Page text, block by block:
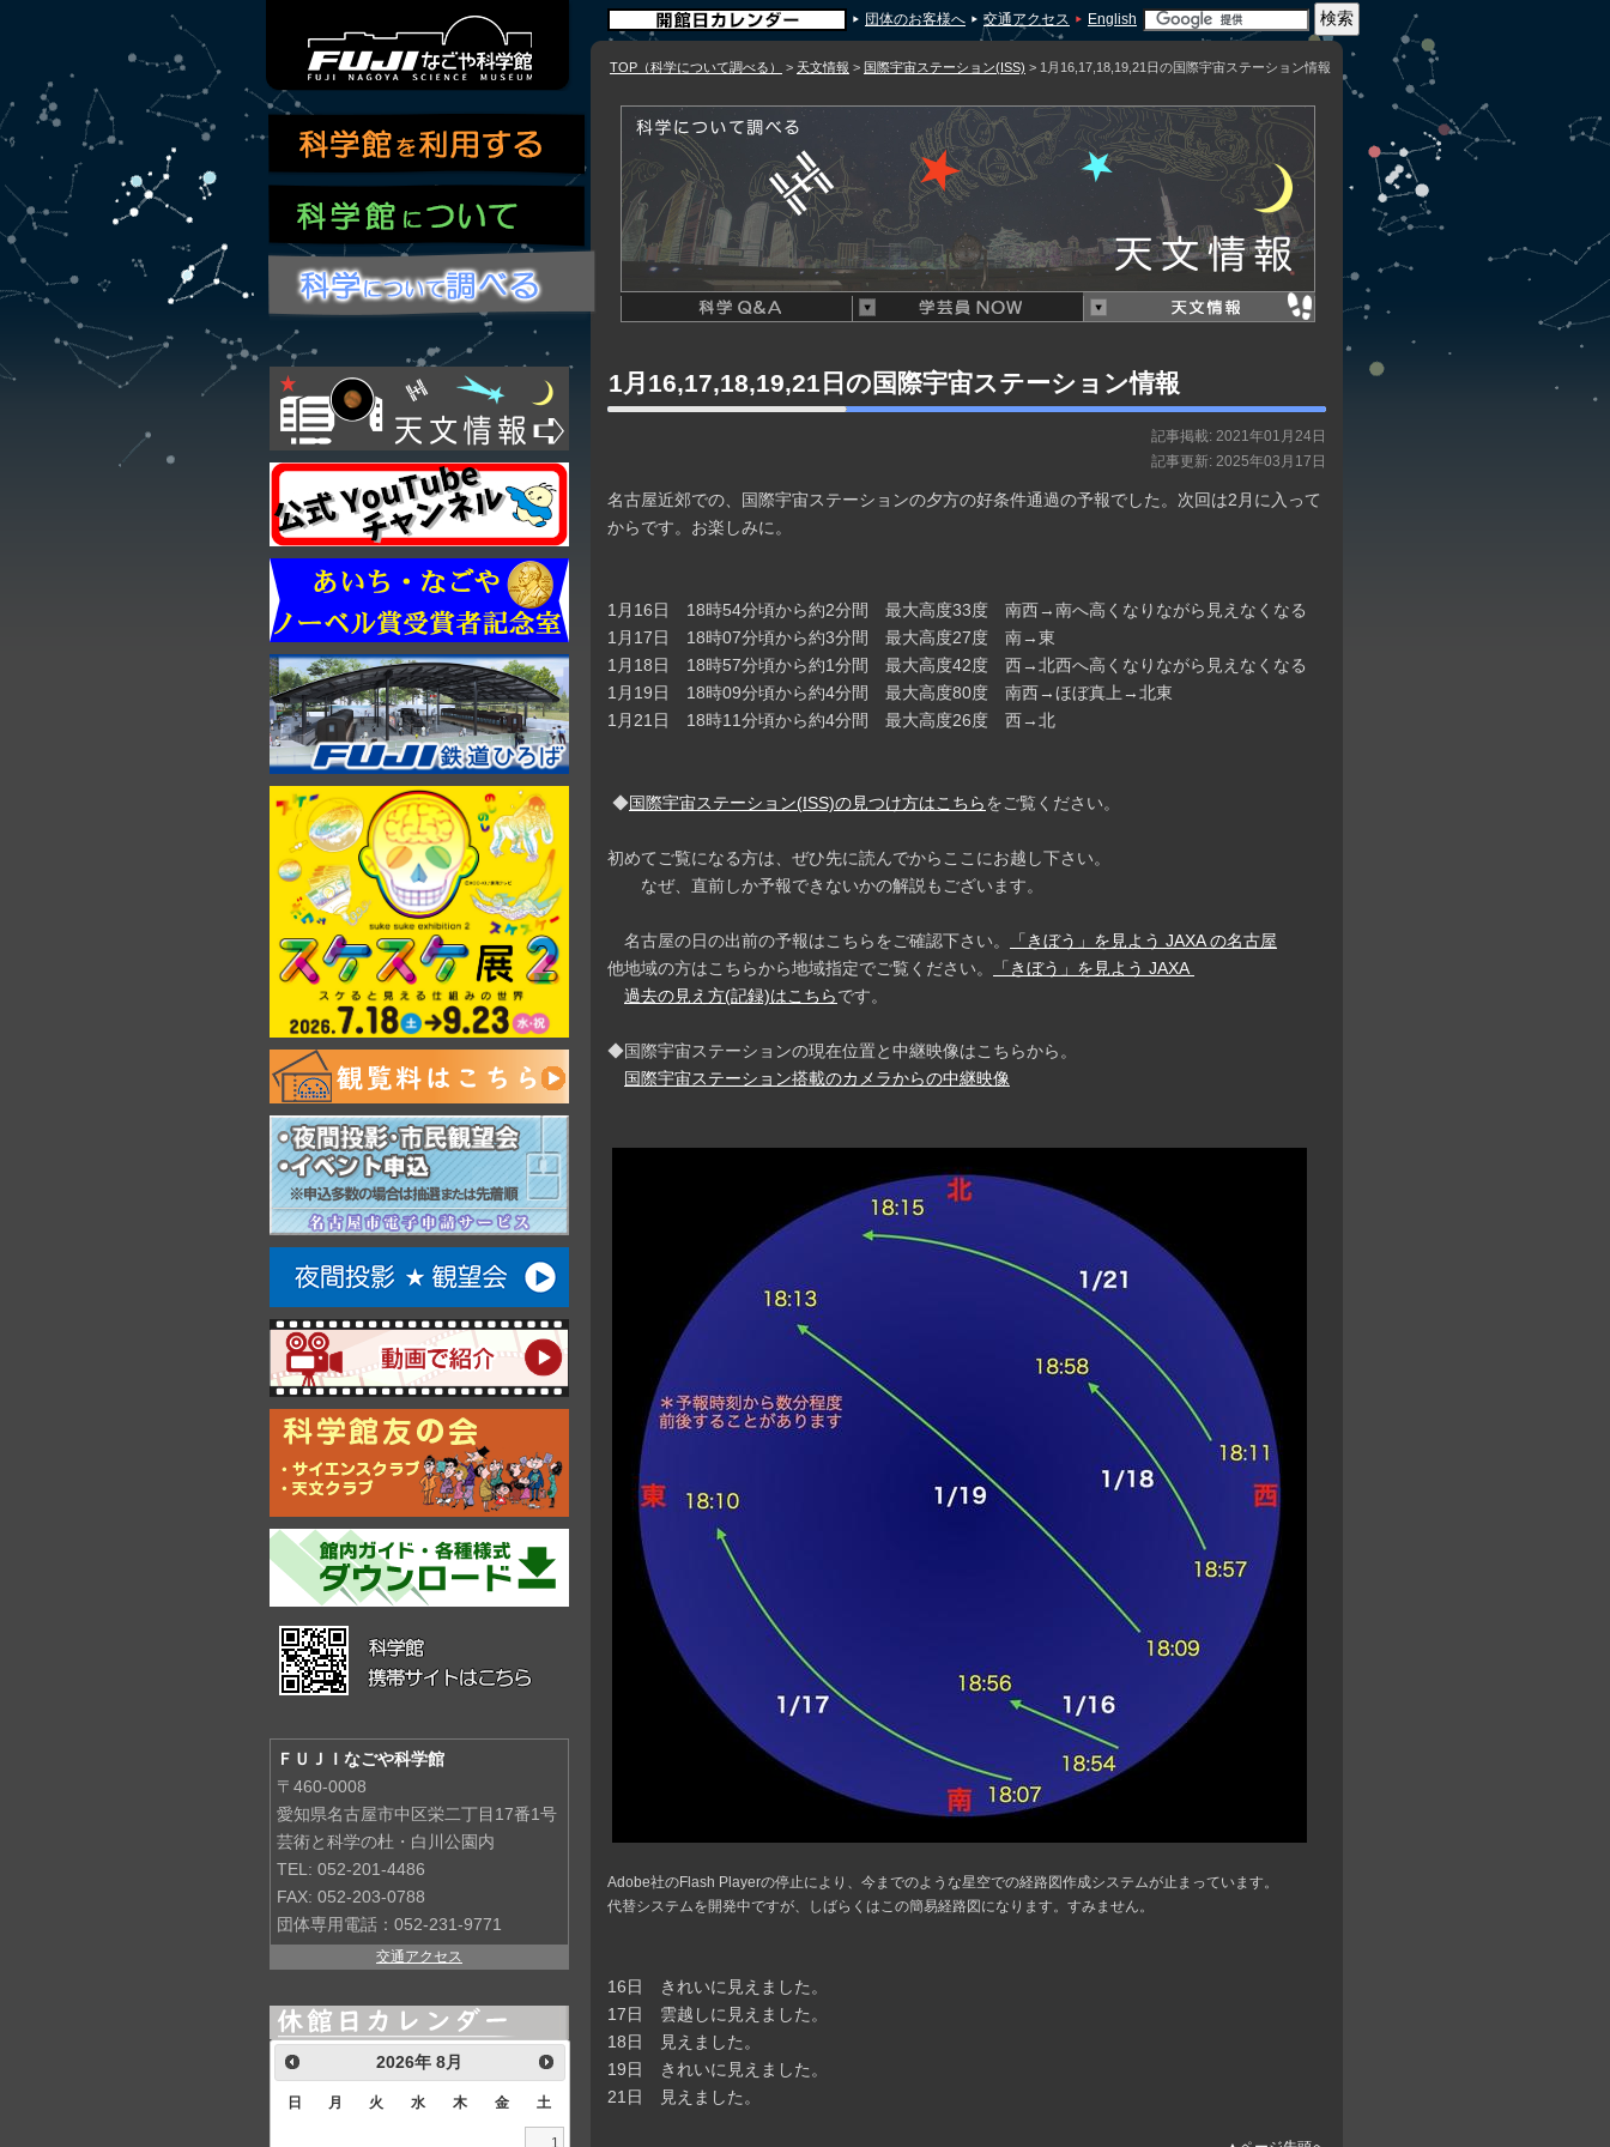
団体のお客様へ 交通アクセス English
TOP（科学について調べる） > 天文情報 > 国際宇宙ステーション(ISS) > 1月16,17,18,19,21日の国際宇宙ステーション情報
1月16,17,18,19,21日の国際宇宙ステーション情報
記事掲載: 2021年01月24日
記事更新: 2025年03月17日
名古屋近郊での、国際宇宙ステーションの夕方の好条件通過の予報でした。次回は2月に入って
からです。お楽しみに。
1月16日 18時54分頃から約2分間 最大高度33度 南西→南へ高くなりながら見えなくなる
1月17日 18時07分頃から約3分間 最大高度27度 南→東
1月18日 18時57分頃から約1分間 最大高度42度 西→北西へ高くなりながら見えなくなる
1月19日 18時09分頃から約4分間 最大高度80度 南西→ほぼ真上→北東
1月21日 18時11分頃から約4分間 最大高度26度 西→北
◆国際宇宙ステーション(ISS)の見つけ方はこちら をご覧ください。
初めてご覧になる方は、ぜひ先に読んでからここにお越し下さい。
なぜ、直前しか予報できないかの解説もございます。
名古屋の日の出前の予報はこちらをご確認下さい。
「きぼう」を見よう JAXA の名古屋
他地域の方はこちらから地域指定でご覧ください。
「きぼう」を見よう JAXA
過去の見え方(記録)はこちら です。
◆国際宇宙ステーションの現在位置と中継映像はこちらから。
国際宇宙ステーション搭載のカメラからの中継映像
Adobe社のFlash Playerの停止により、今までのような星空での経路図作成システムが止まっています。
代替システムを開発中ですが、しばらくはこの簡易経路図になります。すみません。
16日 きれいに見えました。
17日 雲越しに見えました。
18日 見えました。
19日 きれいに見えました。
21日 見えました。
ＦＵＪＩなごや科学館
〒460-0008
愛知県名古屋市中区栄二丁目17番1号
芸術と科学の杜・白川公園内
TEL: 052-201-4486
FAX: 052-203-0788
団体専用電話：052-231-9771
交通アクセス
2026年8月
日 月 火 水 木 金 土
1